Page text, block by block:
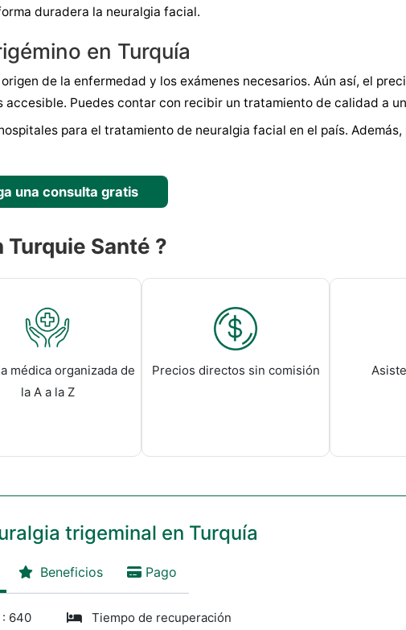
duradera la neuralgia facial.
en Turquía
de la enfermedad y los exámenes necesarios. Aún así, el
Puedes contar con recibir un tratamiento de calidad a
para el tratamiento de neuralgia facial en el país.
una consulta gratis
Santé ?
médica organizada de
la A a la Z
Precios directos sin comisión
trigeminal en Turquía
Beneficios Pago
: 640
Tiempo de recuperación